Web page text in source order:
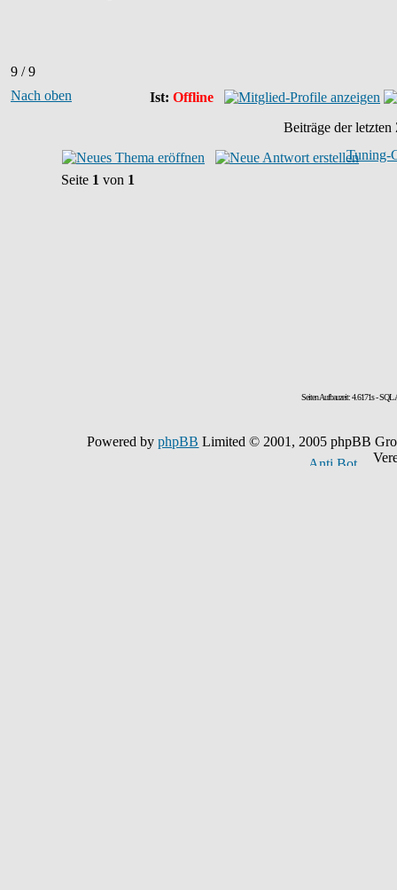
9 / 9
Nach oben Ist: Offline
Beiträge der
Tuning-
Seite 1 von 1
Seiten Aufbauzeit: 4.6171s -
Powered byphpBB Limited © 2001, 2005 phpBB